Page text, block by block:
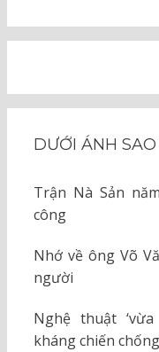
DƯỚI ÁNH SAO
Trận Nà Sản
công
Nhớ về ông Võ
người
Nghệ thuật
kháng chiến